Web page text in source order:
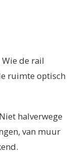
de rail
ruimte optisch
halverwege
van muur